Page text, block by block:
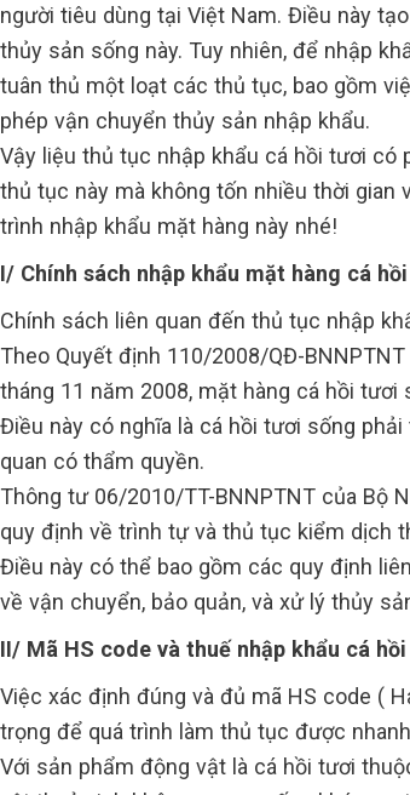
người tiêu dùng tại Việt Nam. Điều này
thủy sản sống này. Tuy nhiên, để nhập
tuân thủ một loạt các thủ tục, bao gồm
phép vận chuyển thủy sản nhập khẩu.
Vậy liệu thủ tục nhập khẩu cá hồi tươi có
thủ tục này mà không tốn nhiều thời gian
trình nhập khẩu mặt hàng này nhé!
I/ Chính sách nhập khẩu mặt hàng cá hồi
Chính sách liên quan đến thủ tục nhập
Theo Quyết định 110/2008/QĐ-
tháng 11 năm 2008, mặt hàng cá hồi
Điều này có nghĩa là cá hồi tươi sống
quan có thẩm quyền.
Thông tư 06/2010/TT-BNNPTNT của Bộ
quy định về trình tự và thủ tục kiểm dịch
Điều này có thể bao gồm các quy định
về vận chuyển, bảo quản, và xử lý thủy
II/ Mã HS code và thuế nhập khẩu cá
Việc xác định đúng và đủ mã HS code (
trọng để quá trình làm thủ tục được
Với sản phẩm động vật là cá hồi tươi